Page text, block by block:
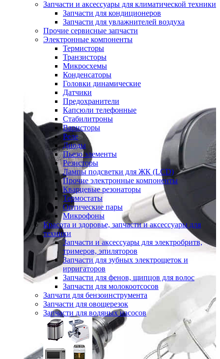
Запчасти и аксессуары для климатической техники
Запчасти для кондиционеров
Запчасти для увлажнителей воздуха
Прочие сервисные запчасти
Электронные компоненты
Термисторы
Транзисторы
Микросхемы
Конденсаторы
Головки динамические
Датчики
Предохранители
Капсюли телефонные
Стабилитроны
Варисторы
Реле
Диоды
Пьезо элементы
Резисторы
Лампы подсветки для ЖК (LCD)
Прочие электронные компоненты
Кварцевые резонаторы
Термостаты
Оптические пары
Микрофоны
Красота и здоровье, запчасти и аксессуары для
техники
Запчасти и аксессуары для электробритв,
тримеров, эпиляторов
Запчасти для зубных электрощеток и
ирригаторов
Запчасти для фенов, щипцов для волос
Запчасти для молокоотсосов
Запчати для бензоинструмента
Запчасти для овощерезок
Запчасти для водяных насосов